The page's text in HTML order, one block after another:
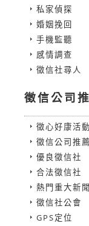
私家偵探
婚姻挽回
手機監聽
感情調查
徵信社尋人
徵信公司
徵心好康活動
徵信公司推薦
優良徵信社
合法徵信社
熱門重大新聞
徵信社公會
GPS定位